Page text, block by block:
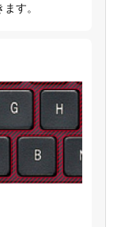
す。